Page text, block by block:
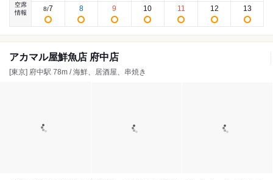
空席
情報
8/7 8 9 10 11 12 13
アカマル屋鮮魚店 府中店
[東京] 府中駅 78m / 海鮮、居酒屋、串焼き